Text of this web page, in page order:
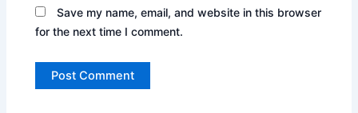
Save my name, email, and website in this browser
for the next time I comment.